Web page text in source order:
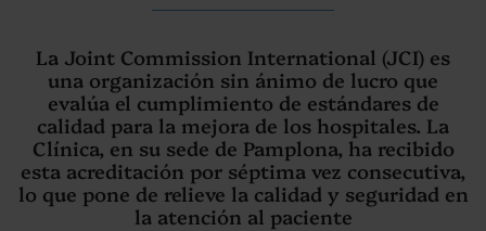
La Joint Commission International (JCI) es
una organización sin ánimo de lucro que
evalúa el cumplimiento de estándares de
calidad para la mejora de los hospitales. La
Clínica, en su sede de Pamplona, ha recibido
esta acreditación por séptima vez consecutiva,
lo que pone de relieve la calidad y seguridad en
la atención al paciente